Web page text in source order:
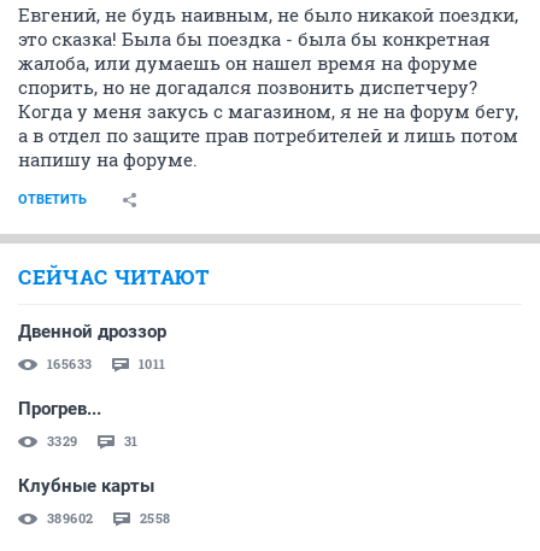
Евгений, не будь наивным, не было никакой поездки,
это сказка! Была бы поездка - была бы конкретная
жалоба, или думаешь он нашел время на форуме
спорить, но не догадался позвонить диспетчеру?
Когда у меня закусь с магазином, я не на форум бегу,
а в отдел по защите прав потребителей и лишь потом
напишу на форуме.
ОТВЕТИТЬ
СЕЙЧАС ЧИТАЮТ
Двенной дроззор
165633 1011
Прогрев...
3329 31
Клубные карты
389602 2558